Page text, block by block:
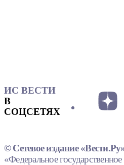
ИС ВЕСТИ
В
СОЦСЕТЯХ
© Сетевое издание
«Федеральное